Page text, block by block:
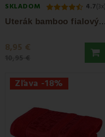
SKLADOM 4.7(3x)
U
terák bamboo fialový 50x100 cm EMI
8,95 €
Zľava -18%